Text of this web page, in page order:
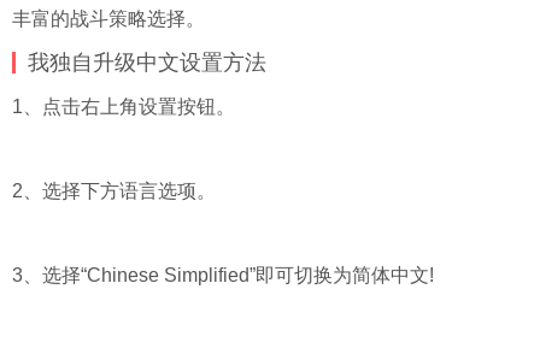
丰富的战斗策略选择。
我独自升级中文设置方法
1、点击右上角设置按钮。
2、选择下方语言选项。
3、选择“Chinese Simplified”即可切换为简体中文!